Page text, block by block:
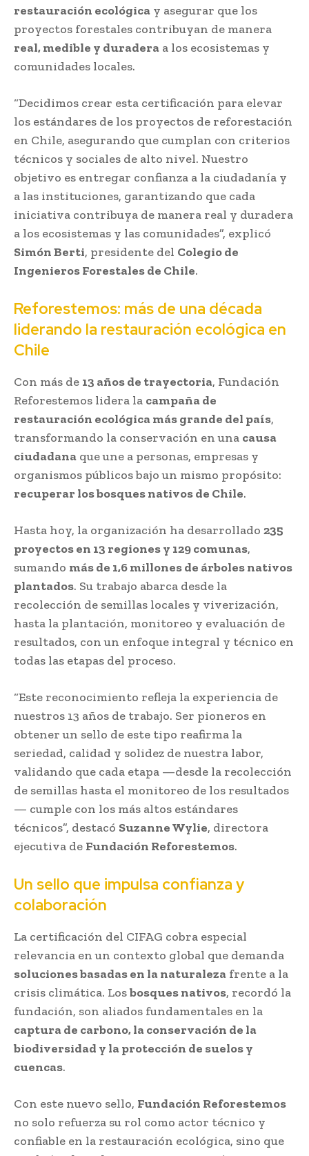
restauración ecológica y asegurar que los
proyectos forestales contribuyan de manera
real, medible y duradera a los ecosistemas y
comunidades locales.
“Decidimos crear esta certificación para elevar
los estándares de los proyectos de reforestación
en Chile, asegurando que cumplan con criterios
técnicos y sociales de alto nivel. Nuestro
objetivo es entregar confianza a la ciudadanía y
a las instituciones, garantizando que cada
iniciativa contribuya de manera real y duradera
a los ecosistemas y las comunidades”, explicó
Simón Berti, presidente del Colegio de
Ingenieros Forestales de Chile.
Reforestemos: más de una década
liderando la restauración ecológica en
Chile
Con más de 13 años de trayectoria, Fundación
Reforestemos lidera la campaña de
restauración ecológica más grande del país,
transformando la conservación en una causa
ciudadana que une a personas, empresas y
organismos públicos bajo un mismo propósito:
recuperar los bosques nativos de Chile.
Hasta hoy, la organización ha desarrollado 235
proyectos en 13 regiones y 129 comunas,
sumando más de 1,6 millones de árboles nativos
plantados. Su trabajo abarca desde la
recolección de semillas locales y viverización,
hasta la plantación, monitoreo y evaluación de
resultados, con un enfoque integral y técnico en
todas las etapas del proceso.
“Este reconocimiento refleja la experiencia de
nuestros 13 años de trabajo. Ser pioneros en
obtener un sello de este tipo reafirma la
seriedad, calidad y solidez de nuestra labor,
validando que cada etapa —desde la recolección
de semillas hasta el monitoreo de los resultados
— cumple con los más altos estándares
técnicos”, destacó Suzanne Wylie, directora
ejecutiva de Fundación Reforestemos.
Un sello que impulsa confianza y
colaboración
La certificación del CIFAG cobra especial
relevancia en un contexto global que demanda
soluciones basadas en la naturaleza frente a la
crisis climática. Losbosques nativos, recordó la
fundación, son aliados fundamentales en la
captura de carbono, la conservación de la
biodiversidad y la protección de suelos y
cuencas.
Con este nuevo sello, Fundación Reforestemos
no solo refuerza su rol como actor técnico y
confiable en la restauración ecológica, sino que